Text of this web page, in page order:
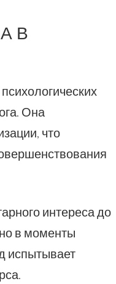
В
Она
что
интереса до
в моменты
испытывает